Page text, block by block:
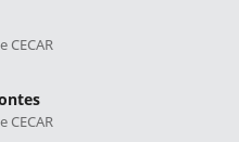
CECAR
CECAR